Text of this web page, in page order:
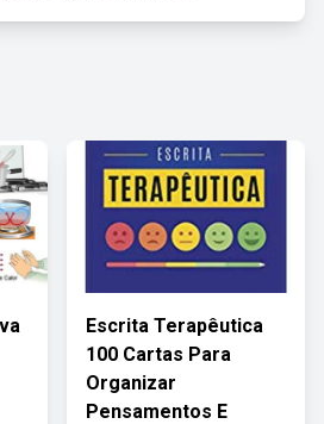
Escrita Terapêutica
100 Cartas Para
Organizar
Pensamentos E